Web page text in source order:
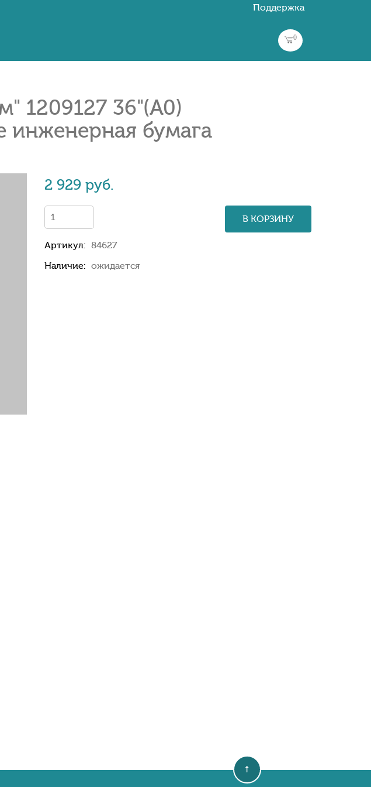
Поддержка
0
1209127 36"(A0)
бумага
2 929 руб.
В КОРЗИНУ
Артикул: 84627
Наличие: ожидается